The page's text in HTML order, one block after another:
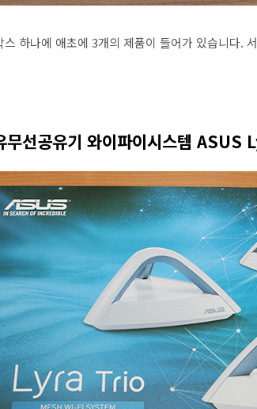
하나에 애초에 3개의 제품이 들어가 있습니다.
무선공유기 와이파이시스템